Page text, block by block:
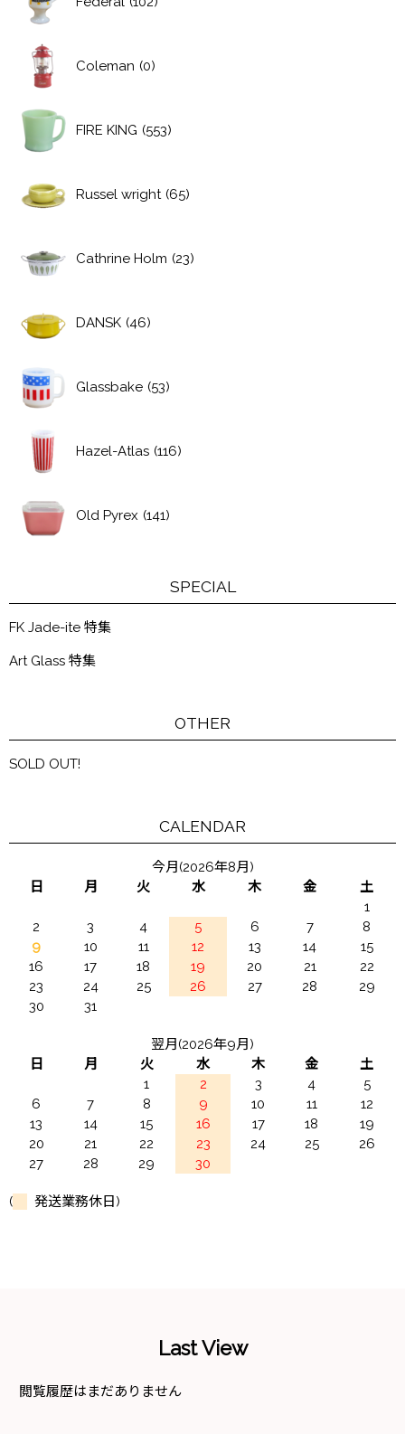
Coleman (0)
FIRE KING (553)
Russel wright (65)
Cathrine Holm (23)
DANSK (46)
Glassbake (53)
Hazel-Atlas (116)
Old Pyrex (141)
SPECIAL
FK Jade-ite 特集
Art Glass 特集
OTHER
SOLD OUT!
CALENDAR
今月(2026年8月)
日
月 火 水 木 金
土
1
2
3 4 5 6 7
8
9
10 11 12 13 14
15
16
17 18 19 20 21
22
23
24 25 26 27 28
29
30
31
翌月(2026年9月)
日
月 火 水 木 金
土
1
2 3 4
5
6
7 8 9 10 11
12
13
14 15 16 17 18
19
20
21 22 23 24 25
26
27
28 29 30
( 発送業務休日)
Last View
閲覧履歴はまだありません